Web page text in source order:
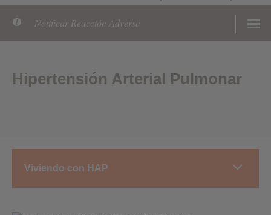
Notificar Reacción Adversa
Hipertensión Arterial Pulmonar
Viviendo con HAP